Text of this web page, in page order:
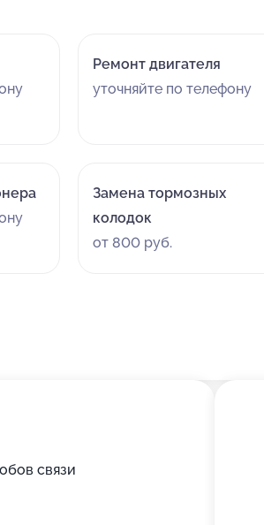
Ремонт двигателя
уточняйте по телефону
Замена тормозных
колодок
от 800 руб.
связи